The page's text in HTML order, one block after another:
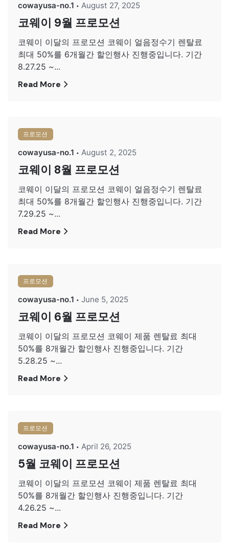
cowayusa-no.1 August 27, 2025
코웨이 9월 프로모션
코웨이 이달의 프로모션 코웨이 얼음정수기 렌탈료
최대 50%를 6개월간 할인행사 진행중입니다. 기간
8.27.25 ~...
Read More
프로모션
cowayusa-no.1 August 2, 2025
코웨이 8월 프로모션
코웨이 이달의 프로모션 코웨이 얼음정수기 렌탈료
최대 50%를 8개월간 할인행사 진행중입니다. 기간
7.29.25 ~...
Read More
프로모션
cowayusa-no.1 June 5, 2025
코웨이 6월 프로모션
코웨이 이달의 프로모션 코웨이 제품 렌탈료 최대
50%를 8개월간 할인행사 진행중입니다. 기간
5.28.25 ~...
Read More
프로모션
cowayusa-no.1 April 26, 2025
5월 코웨이 프로모션
코웨이 이달의 프로모션 코웨이 제품 렌탈료 최대
50%를 8개월간 할인행사 진행중입니다. 기간
4.26.25 ~...
Read More